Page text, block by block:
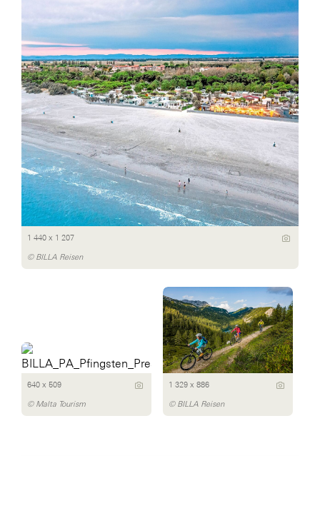
1 440 x 1 207
© BILLA Reisen
640 x 509
© Malta Tourism
1 329 x 886
© BILLA Reisen